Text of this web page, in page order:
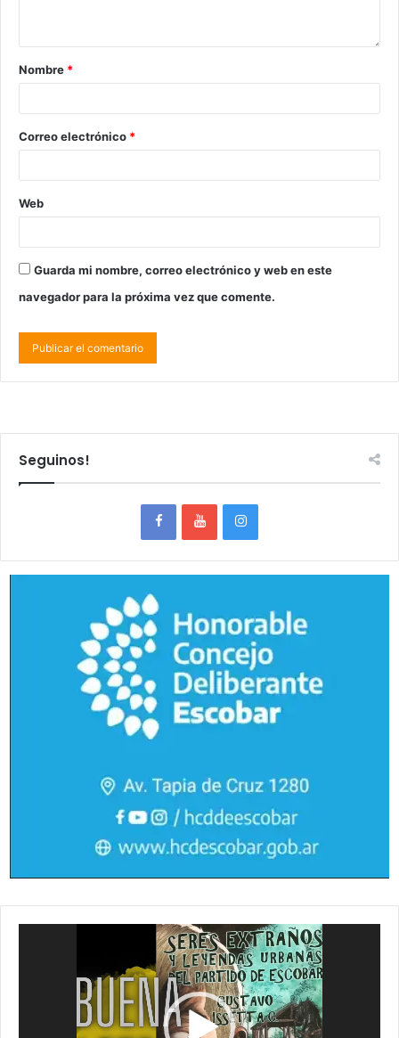
Nombre *
Correo electrónico *
Web
Guarda mi nombre, correo electrónico y web en este
navegador para la próxima vez que comente.
Seguinos!